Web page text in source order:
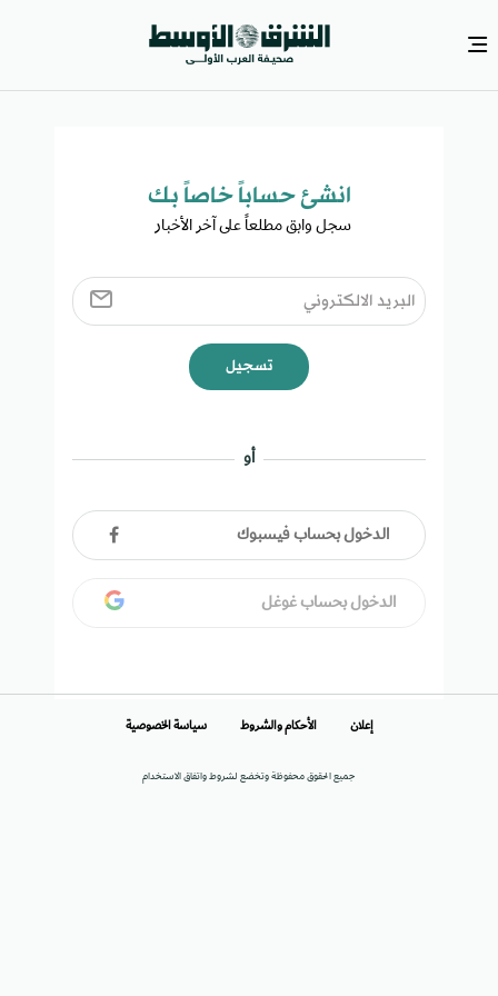
انشئ حساباً خاصاً بك​
سجل وابق مطلعاً على آخر الأخبار ​
تسجيل
أو
الدخول بحساب فيسبوك
الدخول بحساب غوغل
جميع الحقوق محفوظة وتخضع لشروط واتفاق الاستخدام
إعلان الأحكام والشروط سياسة الخصوصية